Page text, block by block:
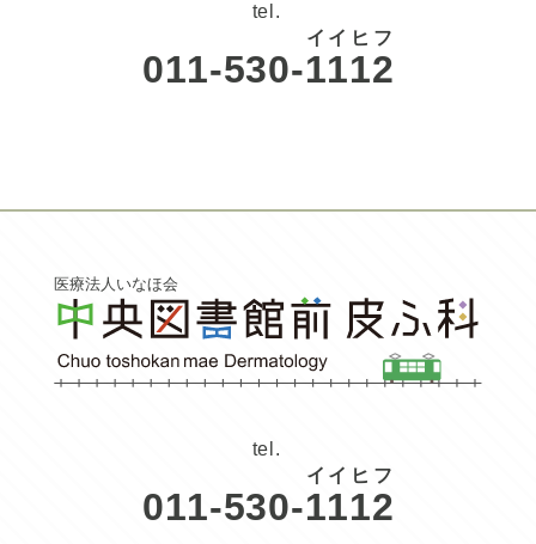
tel.
011-530-1
イ
1
イ
1
ヒ
2
フ
医療法人いなほ会
tel.
011-530-1
イ
1
イ
1
ヒ
2
フ